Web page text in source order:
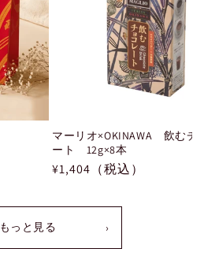
マーリオ×OKINAWA 飲むチ
ート 12g×8本
通
価
格
¥1,404（税込）
もっと見る ›